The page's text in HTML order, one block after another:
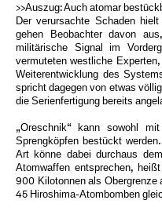
>>Auszug: Auch atomar
Der verursachte Schaden
gehen Beobachter davon
militärische Signal im
vermuteten westliche
Weiterentwicklung des
spricht dagegen von etwas
die Serienfertigung bereits
„Oreschnik“ kann sowohl
Sprengköpfen bestückt
Art könne dabei durchaus
Atomwaffen entsprechen,
900 Kilotonnen als Obergrenze
45 Hiroshima-Atombomben